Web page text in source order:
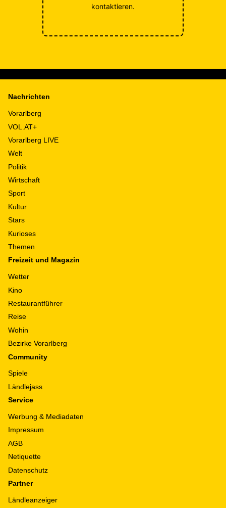
kontaktieren.
Nachrichten
Vorarlberg
VOL.AT+
Vorarlberg LIVE
Welt
Politik
Wirtschaft
Sport
Kultur
Stars
Kurioses
Themen
Freizeit und Magazin
Wetter
Kino
Restaurantführer
Reise
Wohin
Bezirke Vorarlberg
Community
Spiele
Ländlejass
Service
Werbung & Mediadaten
Impressum
AGB
Netiquette
Datenschutz
Partner
Ländleanzeiger